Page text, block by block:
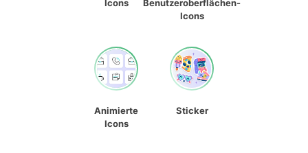
Icons
Benutzeroberflächen-
Icons
Animierte
Icons
Sticker